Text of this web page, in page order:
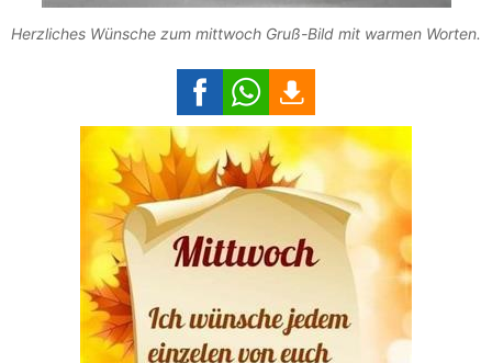
Herzliches Wünsche zum mittwoch Gruß-Bild mit warmen Worten.